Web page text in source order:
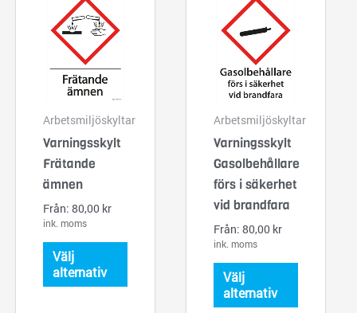
Arbetsmiljöskyltar
Varningsskylt
Frätande
ämnen
Från:80,00 kr
ink. moms
Välj
alternativ
Arbetsmiljöskyltar
Varningsskylt
Gasolbehållare
förs i säkerhet
vid brandfara
Från:80,00 kr
ink. moms
Välj
alternativ
kan